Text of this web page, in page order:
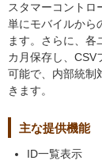
スタマーコントロ
単にモバイルから
ます。さらに、各
カ月保存し、CSV
可能で、内部統制
きます。
主な提供機能
ID一覧表示